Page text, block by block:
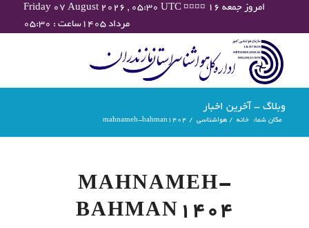
Friday 07 August 2026 , 05:30 UTC ¤¤¤¤ امروز جمعه ۱۶
مرداد ۱۴۰۵ساعت : ۰۵:۳۰
وبلاگ - آخرین اخبار
مکان شما: خانه / هواشناسی /
mahnameh-bahman1404
MAHNAMEH-
BAHMAN1404